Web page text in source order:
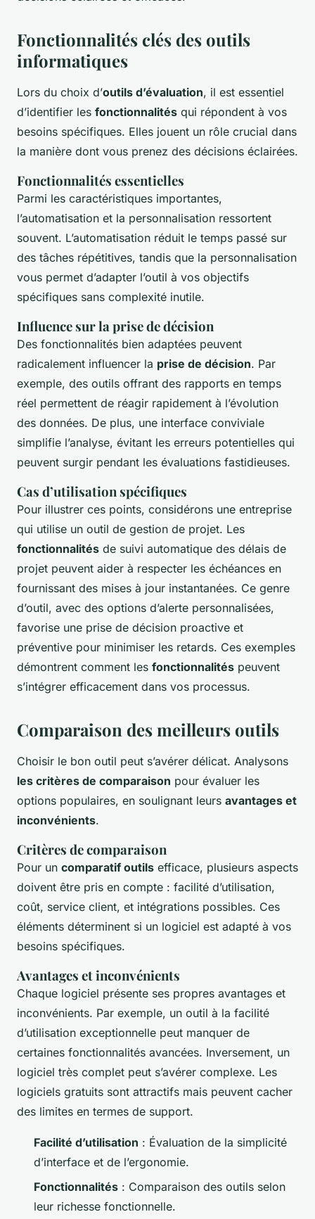
Fonctionnalités clés des outils
informatiques
Lors du choix d’outils d’évaluation, il est essentiel
d’identifier les fonctionnalités qui répondent à vos
besoins spécifiques. Elles jouent un rôle crucial dans
la manière dont vous prenez des décisions éclairées.
Fonctionnalités essentielles
Parmi les caractéristiques importantes,
l’automatisation et la personnalisation ressortent
souvent. L’automatisation réduit le temps passé sur
des tâches répétitives, tandis que la personnalisation
vous permet d’adapter l’outil à vos objectifs
spécifiques sans complexité inutile.
Influence sur la prise de décision
Des fonctionnalités bien adaptées peuvent
radicalement influencer la prise de décision. Par
exemple, des outils offrant des rapports en temps
réel permettent de réagir rapidement à l’évolution
des données. De plus, une interface conviviale
simplifie l’analyse, évitant les erreurs potentielles qui
peuvent surgir pendant les évaluations fastidieuses.
Cas d’utilisation spécifiques
Pour illustrer ces points, considérons une entreprise
qui utilise un outil de gestion de projet. Les
fonctionnalités de suivi automatique des délais de
projet peuvent aider à respecter les échéances en
fournissant des mises à jour instantanées. Ce genre
d’outil, avec des options d’alerte personnalisées,
favorise une prise de décision proactive et
préventive pour minimiser les retards. Ces exemples
démontrent comment les fonctionnalités peuvent
s’intégrer efficacement dans vos processus.
Comparaison des meilleurs outils
Choisir le bon outil peut s’avérer délicat. Analysons
les critères de comparaison pour évaluer les
options populaires, en soulignant leurs avantages et
inconvénients.
Critères de comparaison
Pour un comparatif outils efficace, plusieurs aspects
doivent être pris en compte : facilité d’utilisation,
coût, service client, et intégrations possibles. Ces
éléments déterminent si un logiciel est adapté à vos
besoins spécifiques.
Avantages et inconvénients
Chaque logiciel présente ses propres avantages et
inconvénients. Par exemple, un outil à la facilité
d’utilisation exceptionnelle peut manquer de
certaines fonctionnalités avancées. Inversement, un
logiciel très complet peut s’avérer complexe. Les
logiciels gratuits sont attractifs mais peuvent cacher
des limites en termes de support.
Facilité d’utilisation : Évaluation de la simplicité
d’interface et de l’ergonomie.
Fonctionnalités : Comparaison des outils selon
leur richesse fonctionnelle.